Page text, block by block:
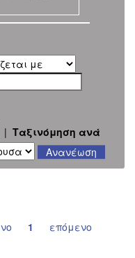
| Ταξινόμηση ανά
1 επόμενο